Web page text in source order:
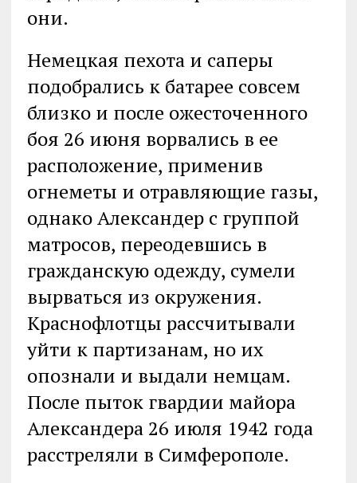
они.
Немецкая пехота и саперы
подобрались к батарее совсем
близко и после ожесточенного
боя 26 июня ворвались в ее
расположение, применив
огнеметы и отравляющие газы,
однако Александер с группой
матросов, переодевшись в
гражданскую одежду, сумели
вырваться из окружения.
Краснофлотцы рассчитывали
уйти к партизанам, но их
опознали и выдали немцам.
После пыток гвардии майора
Александера 26 июля 1942 года
расстреляли в Симферополе.